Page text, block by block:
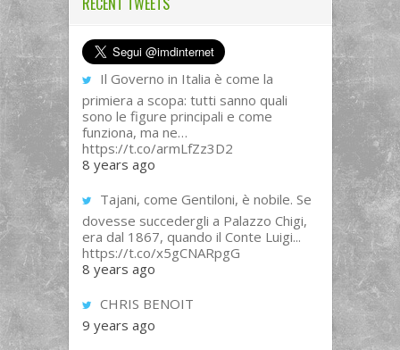
Il Governo in Italia è come la
primiera a scopa: tutti sanno quali
sono le figure principali e come
funziona, ma ne…
https://t.co/armLfZz3D2
8 years ago
Tajani, come Gentiloni, è nobile. Se
dovesse succedergli a Palazzo Chigi,
era dal 1867, quando il Conte Luigi...
https://t.co/x5gCNARpgG
8 years ago
CHRIS BENOIT
9 years ago